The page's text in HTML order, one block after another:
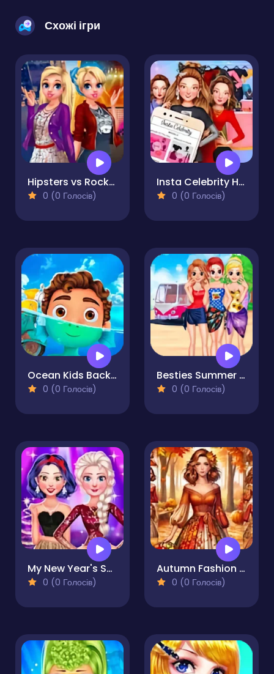
Схожі ігри
Hipsters vs Rockers
0 (0 Голосів)
Insta Celebrity Hashtag Goals
0 (0 Голосів)
Ocean Kids Back to School
0 (0 Голосів)
Besties Summer Vacation
0 (0 Голосів)
My New Year's Sparkling Outfits
0 (0 Голосів)
Autumn Fashion Game For Girls
0 (0 Голосів)